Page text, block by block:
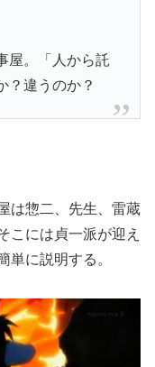
屋。「人から託
？違うのか？
は惣二、先生、雷蔵
こには貞一派が迎え
単に説明する。